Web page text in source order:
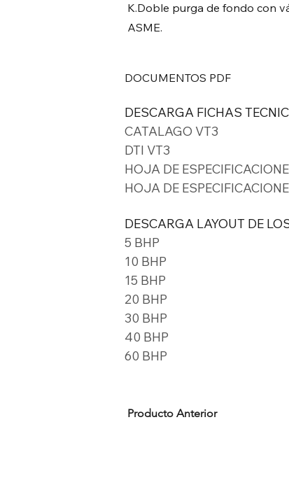
K.Doble purga de fondo con
ASME.
DOCUMENTOS PDF
DESCARGA FICHAS
CATALAGO VT3
DTI VT3
HOJA DE
HOJA DE
DESCARGA LAYOUT DE
5 BHP
10 BHP
15 BHP
20 BHP
30 BHP
40 BHP
60 BHP
Producto Anterior